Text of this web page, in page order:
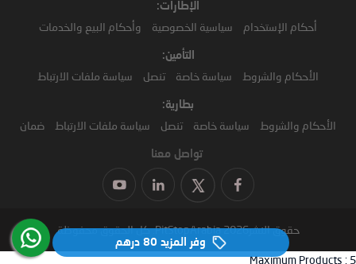
وفر المزيد 80 درهم‏
الإطارات:
أحكام الإستخدام سياسية الخصوصية وأحكام البيع والخدمات
التأمين:
الأحكام والشروط سياسة خاصة تنصل سياسة ملفات الارتباط
بطارية:
الأحكام والشروط سياسة خاصة تنصل سياسة ملفات الارتباط ضمان
تواصل معنا
حقوق النشر2026 PitStopArabia. كل الحقوق محفوظة
Maximum Products : 5